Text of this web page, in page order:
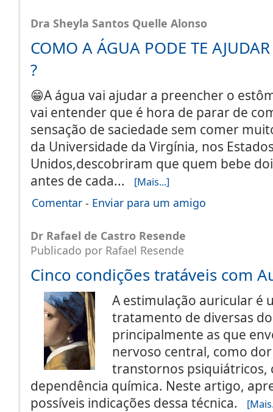
Dra Sheyla Santos Quelle Alonso
COMO A ÁGUA PODE TE
?
😁A água vai ajudar a preencher o
vai entender que é hora de parar de
sensação de saciedade sem comer
da Universidade da Virgínia, nos
Unidos,descobriram que quem bebe
antes de cada...
[Mais...]
Comentar - Enviar para um amigo
Dr Rafael de Castro Resende
Publicado por Rafael Resende
Cinco condições tratáveis com
A estimulação auricular é
tratamento de diversas
principalmente as que
nervoso central, como
transtornos psiquiátricos,
dependência química. Neste artigo,
possíveis indicações dessa técnica.